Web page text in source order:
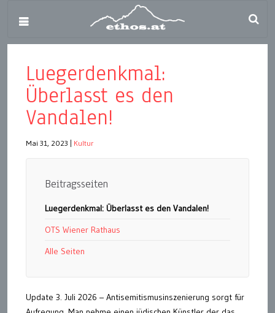
Luegerdenkmal:
Überlasst es den
Vandalen!
Mai 31, 2023 Kultur
Beitragsseiten
Luegerdenkmal: Überlasst es den Vandalen!
OTS Wiener Rathaus
Alle Seiten
Update 3. Juli 2026 – Antisemitismusinszenierung sorgt für